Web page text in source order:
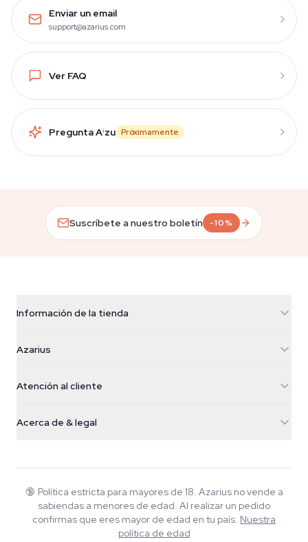
Enviar un email
support@azarius.com
Ver FAQ
Pregunta Aizu Próximamente
Suscríbete a nuestro boletín -10%
Información de la tienda
Galvaniweg 11
Nederland
+31(0)204897914
Azarius
Smokeshop
Atención al cliente
Política de devolución
Preguntas frecuentes
Política de privacidad
Acerca de & legal
Wiki
Blog
Música
🔞 Política estricta para mayores de 18. Azarius no vende a
sabiendas a menores de edad. Al realizar un pedido
confirmas que eres mayor de edad en tu país. Nuestra
política de edad